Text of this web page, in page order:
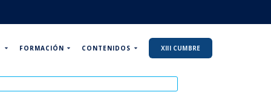
FORMACIÓN CONTENIDOS XIII CUMBRE